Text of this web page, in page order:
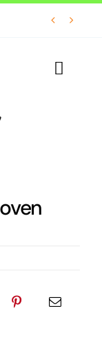
 
Toggle